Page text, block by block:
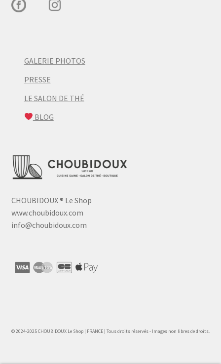
GALERIE PHOTOS
PRESSE
LE SALON DE THÉ
BLOG
CHOUBIDOUX® Le Shop
www.choubidoux.com
info@choubidoux.com
© 2024-2025 CHOUBIDOUX Le Shop | FRANCE | Tous droits réservés - Images non libres de droits.